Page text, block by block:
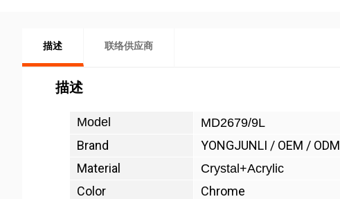
描述 联络供应商
描述
Model MD2679/9L
Brand
YONGJUNLI / OEM / ODM
Material
Crystal+Acrylic
Color
Chrome